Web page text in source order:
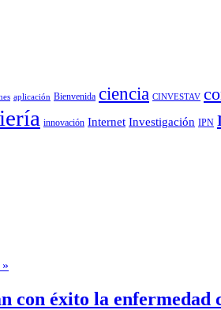
aplicación Bienvenida ciencia CINVESTAV
innovación Internet Investigación IPN
»
con éxito la